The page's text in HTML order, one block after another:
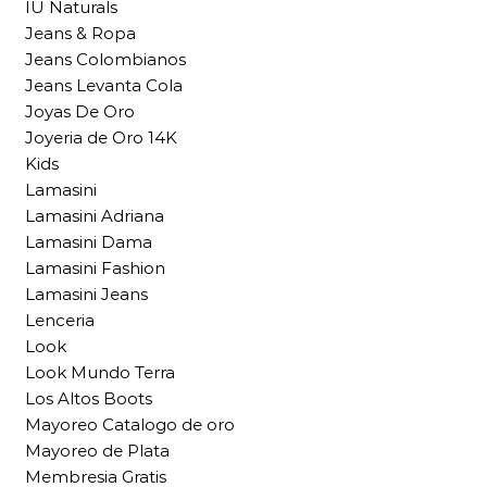
IU Naturals
Jeans & Ropa
Jeans Colombianos
Jeans Levanta Cola
Joyas De Oro
Joyeria de Oro 14K
Kids
Lamasini
Lamasini Adriana
Lamasini Dama
Lamasini Fashion
Lamasini Jeans
Lenceria
Look
Look Mundo Terra
Los Altos Boots
Mayoreo Catalogo de oro
Mayoreo de Plata
Membresia Gratis